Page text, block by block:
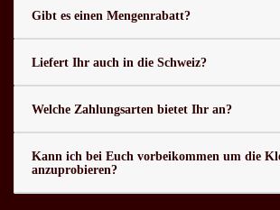
Gibt es einen Mengenrabatt?
Liefert Ihr auch in die Schweiz?
Welche Zahlungsarten bietet Ihr an?
Kann ich bei Euch vorbeikommen um die
anzuprobieren?